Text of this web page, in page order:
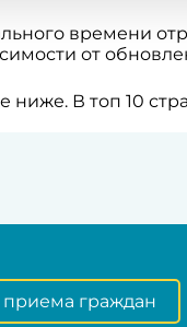
времени
от
В топ 10
приема граждан